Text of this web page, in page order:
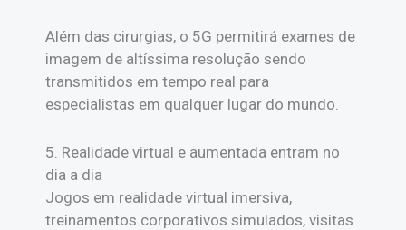
Além das cirurgias, o 5G permitirá exames de
imagem de altíssima resolução sendo
transmitidos em tempo real para
especialistas em qualquer lugar do mundo.
5. Realidade virtual e aumentada entram no
dia a dia
Jogos em realidade virtual imersiva,
treinamentos corporativos simulados, visitas